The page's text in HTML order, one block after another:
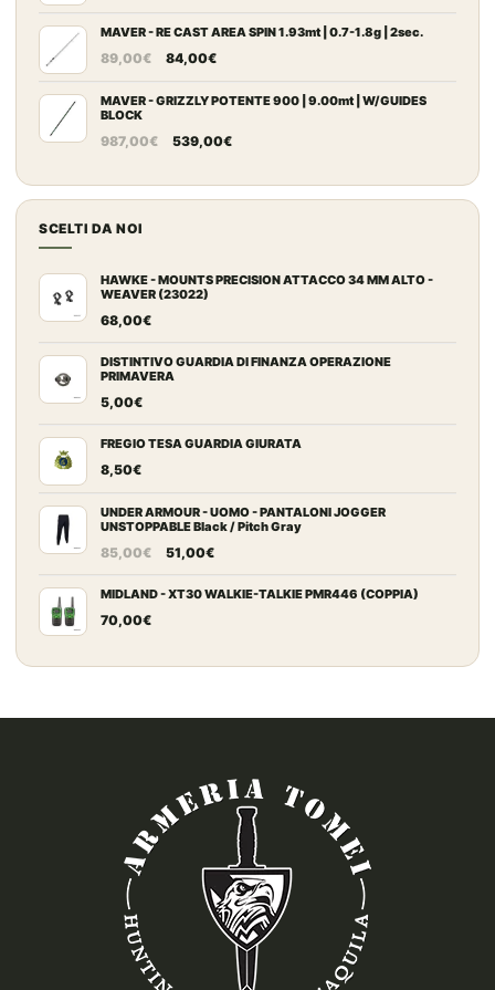
a
originale
era:
attuale
è:
MAVER - RE CAST AREA SPIN 1.93mt | 0.7-1.8g | 2sec.
89,00€
Il
originale
89,00€.
84,00€Il
attuale
84,00€.
MAVER - GRIZZLY POTENTE 900 | 9.00mt | W/GUIDES
BLOCK
987,00€
Il
originale
539,00€Il
attuale
SCELTI DA NOI
HAWKE - MOUNTS PRECISION ATTACCO 34 MM ALTO -
WEAVER (23022)
68,00€
DISTINTIVO GUARDIA DI FINANZA OPERAZIONE
PRIMAVERA
5,00€
FREGIO TESA GUARDIA GIURATA
8,50€
UNDER ARMOUR - UOMO - PANTALONI JOGGER
UNSTOPPABLE Black / Pitch Gray
85,00€
Il
originale
51,00€Il
attuale
MIDLAND - XT30 WALKIE-TALKIE PMR446 (COPPIA)
70,00€